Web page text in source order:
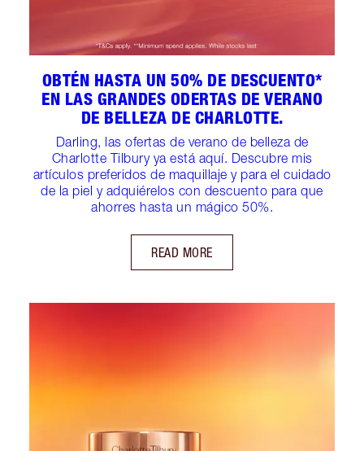
OBTÉN HASTA UN 50% DE DESCUENTO*
EN LAS GRANDES ODERTAS DE VERANO
DE BELLEZA DE CHARLOTTE.
Darling, las ofertas de verano de belleza de
Charlotte Tilbury ya está aquí. Descubre mis
artículos preferidos de maquillaje y para el cuidado
de la piel y adquiérelos con descuento para que
ahorres hasta un mágico 50%.
READ MORE